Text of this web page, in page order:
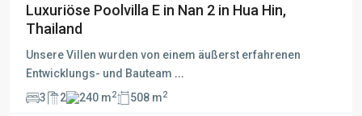
Luxuriöse Poolvilla E in Nan 2 in Hua Hin,
Thailand
Unsere Villen wurden von einem äußerst erfahrenen
Entwicklungs- und Bauteam ...
3
2 240 m2 508 m2